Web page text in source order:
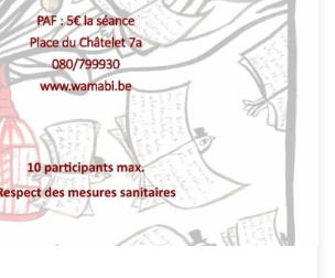
heureuse de vous annoncer que le cycle
est relancé. Les trois animatrices prévue pour
nous reviennent pour l’automne ! Au
bienveillance et bien entendu,
Fouiller sa mémoire » avec Claudine
17 […]